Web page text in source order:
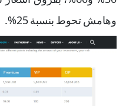
وهامش تحوط بنسبة 25%.